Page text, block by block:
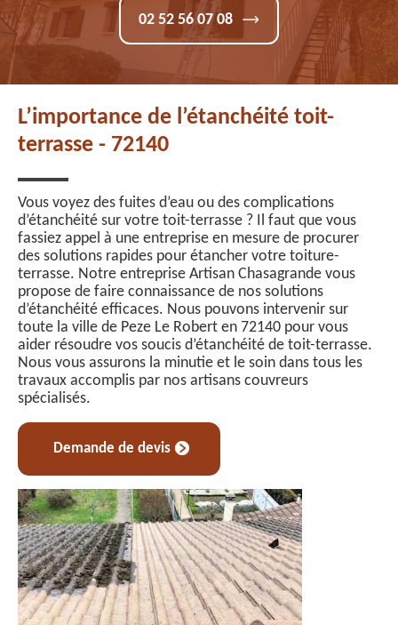
02 52 56 07 08
L’importance de l’étanchéité toit-
terrasse - 72140
Vous voyez des fuites d’eau ou des complications
d’étanchéité sur votre toit-terrasse ? Il faut que vous
fassiez appel à une entreprise en mesure de procurer
des solutions rapides pour étancher votre toiture-
terrasse. Notre entreprise Artisan Chasagrande vous
propose de faire connaissance de nos solutions
d’étanchéité efficaces. Nous pouvons intervenir sur
toute la ville de Peze Le Robert en 72140 pour vous
aider résoudre vos soucis d’étanchéité de toit-terrasse.
Nous vous assurons la minutie et le soin dans tous les
travaux accomplis par nos artisans couvreurs
spécialisés.
Demande de devis